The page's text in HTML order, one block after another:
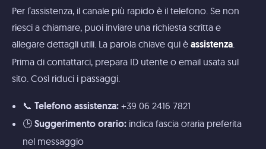
Per l’assistenza, il canale più rapido è il telefono. Se non
riesci a chiamare, puoi inviare una richiesta scritta e
allegare dettagli utili. La parola chiave qui è assistenza.
Prima di contattarci, prepara ID utente o email usata sul
sito. Così riduci i passaggi.
📞 Telefono assistenza: +39 06 2416 7821
🕒 Suggerimento orario: indica fascia oraria preferita
nel messaggio